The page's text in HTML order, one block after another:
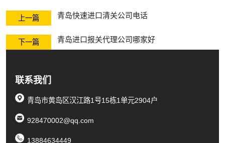
上一篇 青岛快速进口清关公司电话
下一篇 青岛进口报关代理公司哪家好
联系我们
青岛市黄岛区汉江路1号15栋1单元2904户
928470002@qq.com
13884634449